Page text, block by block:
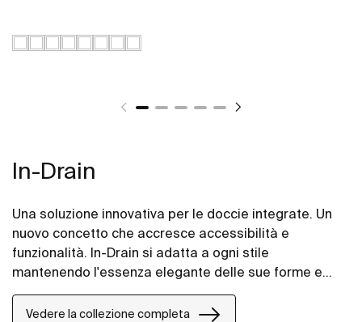
In-Drain
Una soluzione innovativa per le doccie integrate. Un
nuovo concetto che accresce accessibilità e
funzionalità. In-Drain si adatta a ogni stile
mantenendo l'essenza elegante delle sue forme e
Vedere la collezione completa